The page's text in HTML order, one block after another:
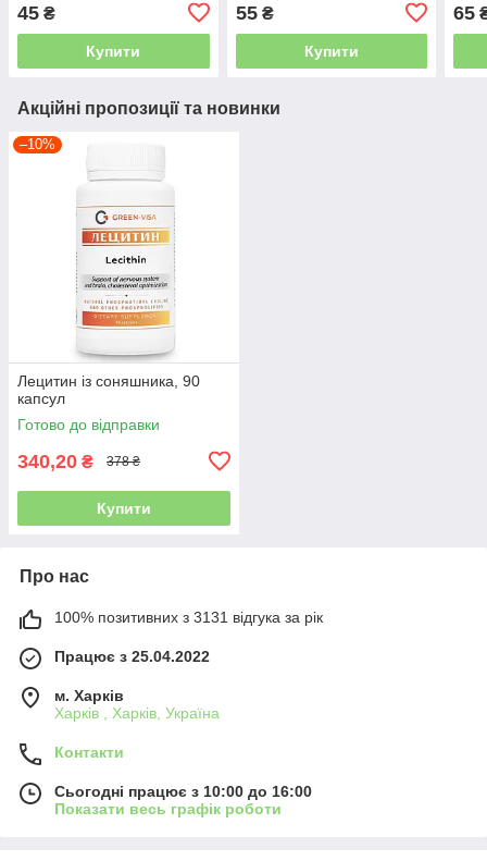
45 ₴
Купити
55₴
Купити
65
Акційні пропозиції та новинки
–10%
Лецитин із соняшника, 90
капсул
Готово до відправки
340,20 ₴ 378 ₴
Купити
Про нас
100% позитивних з 3131 відгука за рік
Працює з 25.04.2022
м. Харків
Харків , Харків, Україна
Контакти
Сьогодні працює з 10:00 до 16:00
Показати весь графік роботи